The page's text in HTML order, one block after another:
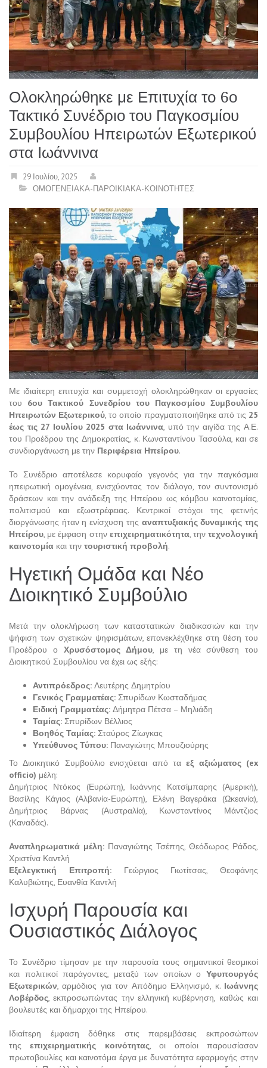
Ολοκληρώθηκε με Επιτυχία το 6ο
Τακτικό Συνέδριο του Παγκοσμίου
Συμβουλίου Ηπειρωτών Εξωτερικού
στα Ιωάννινα
29 Ιουλίου, 2025
ΟΜΟΓΕΝΕΙΑΚΑ-ΠΑΡΟΙΚΙΑΚΑ-ΚΟΙΝΟΤΗΤΕΣ
Με ιδιαίτερη επιτυχία και συμμετοχή ολοκληρώθηκαν οι εργασίες
του 6ου Τακτικού Συνεδρίου του Παγκοσμίου Συμβουλίου
Ηπειρωτών Εξωτερικού, το οποίο πραγματοποιήθηκε από τις 25
έως τις 27 Ιουλίου 2025 στα Ιωάννινα, υπό την αιγίδα της Α.Ε.
του Προέδρου της Δημοκρατίας, κ. Κωνσταντίνου Τασούλα, και σε
συνδιοργάνωση με την Περιφέρεια Ηπείρου.
Το Συνέδριο αποτέλεσε κορυφαίο γεγονός για την παγκόσμια
ηπειρωτική ομογένεια, ενισχύοντας τον διάλογο, τον συντονισμό
δράσεων και την ανάδειξη της Ηπείρου ως κόμβου καινοτομίας,
πολιτισμού και εξωστρέφειας. Κεντρικοί στόχοι της φετινής
διοργάνωσης ήταν η ενίσχυση της αναπτυξιακής δυναμικής της
Ηπείρου, με έμφαση στην επιχειρηματικότητα, τηντεχνολογική
καινοτομία και την τουριστική προβολή.
Ηγετική Ομάδα και Νέο
Διοικητικό Συμβούλιο
Μετά την ολοκλήρωση των καταστατικών διαδικασιών και την
ψήφιση των σχετικών ψηφισμάτων, επανεκλέχθηκε στη θέση του
Προέδρου ο Χρυσόστομος Δήμου, με τη νέα σύνθεση του
Διοικητικού Συμβουλίου να έχει ως εξής:
Αντιπρόεδρος: Λευτέρης Δημητρίου
Γενικός Γραμματέας: Σπυρίδων Κωσταδήμας
Ειδική Γραμματέας: Δήμητρα Πέτσα – Μηλιάδη
Ταμίας: Σπυρίδων Βέλλιος
Βοηθός Ταμίας: Σταύρος Ζίωγκας
Υπεύθυνος Τύπου: Παναγιώτης Μπουζιούρης
Το Διοικητικό Συμβούλιο ενισχύεται από ταεξ αξιώματος (ex
officio) μέλη:
Δημήτριος Ντόκος (Ευρώπη), Ιωάννης Κατσίμπαρης (Αμερική),
Βασίλης Κάγιος (Αλβανία-Ευρώπη), Ελένη Βαγεράκα (Ωκεανία),
Δημήτριος Βάρνας (Αυστραλία), Κωνσταντίνος Μάντζιος
(Καναδάς).
Αναπληρωματικά μέλη: Παναγιώτης Τσέπης, Θεόδωρος Ράδος,
Χριστίνα Καντλή
Εξελεγκτική Επιτροπή:Γεώργιος Γιωτίτσας, Θεοφάνης
Καλυβιώτης, Ευανθία Καντλή
Ισχυρή Παρουσία και
Ουσιαστικός Διάλογος
Το Συνέδριο τίμησαν με την παρουσία τους σημαντικοί θεσμικοί
και πολιτικοί παράγοντες, μεταξύ των οποίων ο Υφυπουργός
Εξωτερικών, αρμόδιος για τον Απόδημο Ελληνισμό, κ. Ιωάννης
Λοβέρδος, εκπροσωπώντας την ελληνική κυβέρνηση, καθώς και
βουλευτές και δήμαρχοι της Ηπείρου.
Ιδιαίτερη έμφαση δόθηκε στις παρεμβάσεις εκπροσώπων
τηςεπιχειρηματικής κοινότητας, οι οποίοι παρουσίασαν
πρωτοβουλίες και καινοτόμα έργα με δυνατότητα εφαρμογής στην